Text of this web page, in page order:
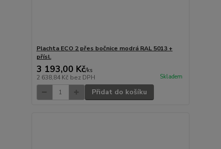
Plachta ECO 2 přes bočnice modrá RAL 5013 +
přísl.
3 193,00 Kč/ks
2 638,84 Kč bez DPH Skladem
Přidat do košíku